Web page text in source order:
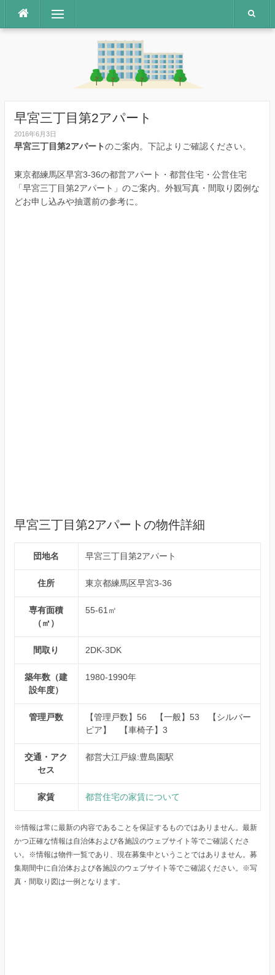
テ
メニュー
早宮三丁目第2アパート
2016年6月3日
早宮三丁目第2アパートのご案内。下記よりご確認ください。
東京都練馬区早宮3-36の都営アパート・都営住宅・公営住宅
「早宮三丁目第2アパート」のご案内。外観写真・間取り図例な
どお申し込みや抽選前の参考に。
早宮三丁目第2アパートの物件詳細
団地名 早宮三丁目第2アパート
住所 東京都練馬区早宮3-36
専有面積
（㎡）
55-61㎡
間取り 2DK-3DK
築年数（建
設年度）
1980-1990年
管理戸数
【管理戸数】56 【一般】53 【シルバー
ピア】 【車椅子】3
交通・アク
セス
都営大江戸線:豊島園駅
家賃 都営住宅の家賃について
※情報は常に最新の内容であることを保証するものではありません。最新
かつ正確な情報は自治体および各施設のウェブサイト等でご確認くださ
い。※情報は物件一覧であり、現在募集中ということではありません。募
集期間中に自治体および各施設のウェブサイト等でご確認ください。※写
真・間取り図は一例となります。